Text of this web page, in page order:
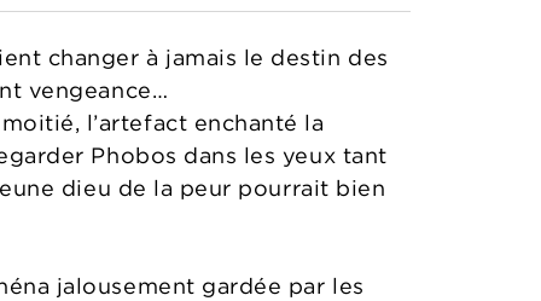
changer à jamais le destin des
vengeance…
l’artefact enchanté la
Phobos dans les yeux tant
dieu de la peur pourrait bien
jalousement gardée par les